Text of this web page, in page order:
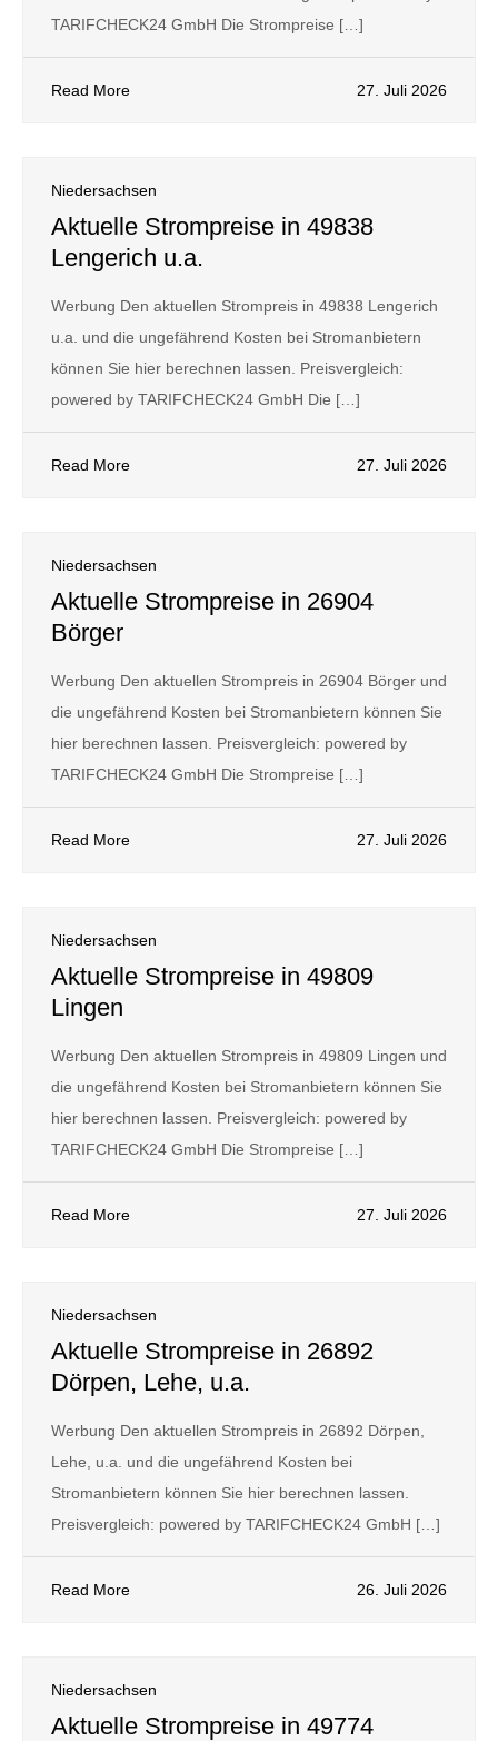
TARIFCHECK24 GmbH Die Strompreise […]
Read More 27. Juli 2026
Niedersachsen
Aktuelle Strompreise in 49838
Lengerich u.a.
Werbung Den aktuellen Strompreis in 49838 Lengerich
u.a. und die ungefährend Kosten bei Stromanbietern
können Sie hier berechnen lassen. Preisvergleich:
powered by TARIFCHECK24 GmbH Die […]
Read More 27. Juli 2026
Niedersachsen
Aktuelle Strompreise in 26904
Börger
Werbung Den aktuellen Strompreis in 26904 Börger und
die ungefährend Kosten bei Stromanbietern können Sie
hier berechnen lassen. Preisvergleich: powered by
TARIFCHECK24 GmbH Die Strompreise […]
Read More 27. Juli 2026
Niedersachsen
Aktuelle Strompreise in 49809
Lingen
Werbung Den aktuellen Strompreis in 49809 Lingen und
die ungefährend Kosten bei Stromanbietern können Sie
hier berechnen lassen. Preisvergleich: powered by
TARIFCHECK24 GmbH Die Strompreise […]
Read More 27. Juli 2026
Niedersachsen
Aktuelle Strompreise in 26892
Dörpen, Lehe, u.a.
Werbung Den aktuellen Strompreis in 26892 Dörpen,
Lehe, u.a. und die ungefährend Kosten bei
Stromanbietern können Sie hier berechnen lassen.
Preisvergleich: powered by TARIFCHECK24 GmbH […]
Read More 26. Juli 2026
Niedersachsen
Aktuelle Strompreise in 49774